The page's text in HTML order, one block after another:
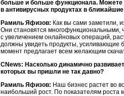
больше и больше функционала. Можете
в антивирусных продуктах в
Рамиль Яфизов: Как вы сами заметили,
Они становятся многофункциональными,
с увеличением онлайновых операций,
должны увидеть продукты, усиливающие
момент предлагает всем желающим
CNews: Насколько динамично
которых вы пришли не так давно?
Рамиль Яфизов: Наш бизнес растет во
наибольший рост. По показателям роста